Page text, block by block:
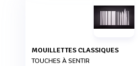
MOUILLETTES CLASSIQUES
TOUCHES À SENTIR